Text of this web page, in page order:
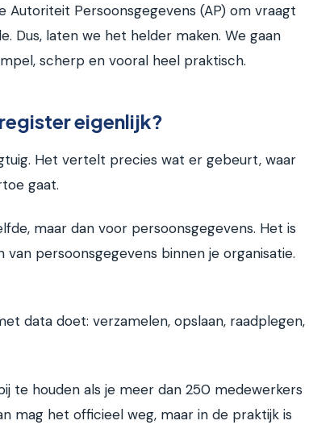
Persoonsgegevens (AP) om vraagt
Dus, laten we het helder maken. We gaan
scherp en vooral heel praktisch.
eigenlijk?
Het vertelt precies wat er gebeurt, waar
gaat.
maar dan voor persoonsgegevens. Het is
persoonsgegevens binnen je organisatie.
data doet: verzamelen, opslaan, raadplegen,
te houden als je meer dan 250 medewerkers
mag het officieel weg, maar in de praktijk is